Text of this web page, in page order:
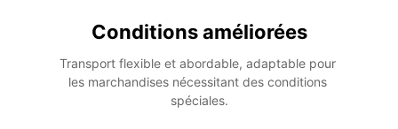
Conditions améliorées
Transport flexible et abordable, adaptable pour
les marchandises nécessitant des conditions
spéciales.